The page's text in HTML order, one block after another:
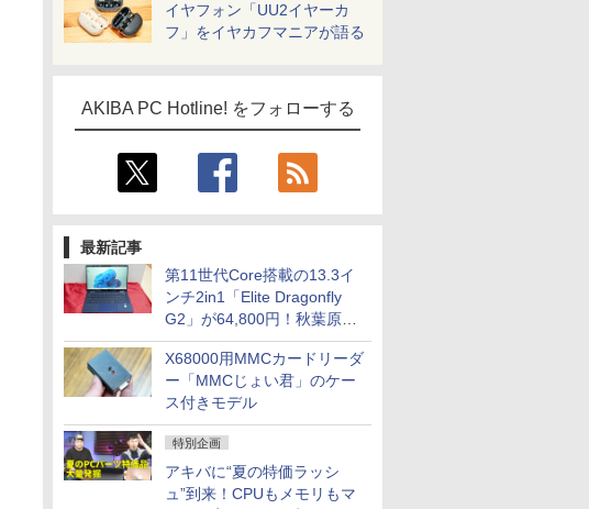
イヤフォン「UU2イヤーカ
フ」をイヤカフマニアが語る
AKIBA PC Hotline! をフォローする
最新記事
第11世代Core搭載の13.3イ
ンチ2in1「Elite Dragonfly
G2」が64,800円！秋葉原で
中古PCセール
X68000用MMCカードリーダ
ー「MMCじょい君」のケー
ス付きモデル
特別企画
アキバに“夏の特価ラッシ
ュ”到来！CPUもメモリもマ